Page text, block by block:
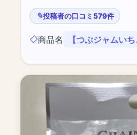
投稿者の口コミ579件
商品名 【つぶジャムいち